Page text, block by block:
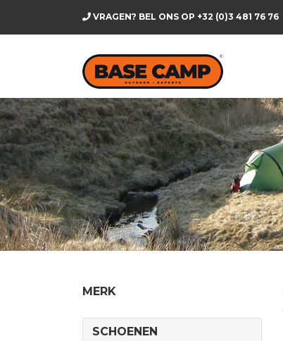
VRAGEN? BEL ONS OP +32 (0)3 481 76 76
MERK
SCHOENEN